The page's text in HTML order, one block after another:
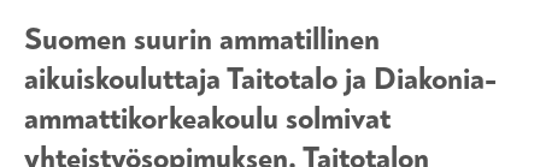
Suomen suurin ammatillinen
aikuiskouluttaja Taitotalo ja Diakonia-
ammattikorkeakoulu solmivat
yhteistyösopimuksen. Taitotalon